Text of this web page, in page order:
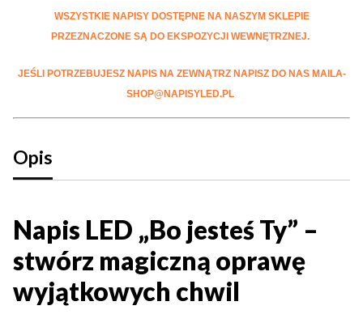
WSZYSTKIE NAPISY DOSTĘPNE NA NASZYM SKLEPIE
PRZEZNACZONE SĄ DO EKSPOZYCJI WEWNĘTRZNEJ.
JEŚLI POTRZEBUJESZ NAPIS NA ZEWNĄTRZ NAPISZ DO NAS MAILA-
SHOP@NAPISYLED.PL
Opis
Napis LED „Bo jesteś Ty” –
stwórz magiczną oprawę
wyjątkowych chwil